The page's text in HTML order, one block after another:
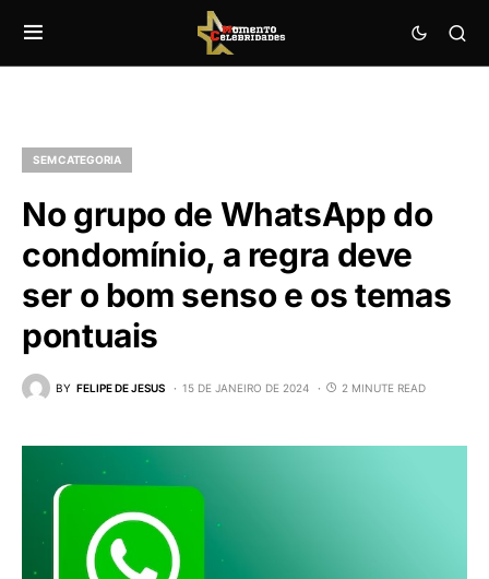
SEM CATEGORIA
No grupo de WhatsApp do
condomínio, a regra deve
ser o bom senso e os temas
pontuais
BY FELIPE DE JESUS 15 DE JANEIRO DE 2024 2 MINUTE READ